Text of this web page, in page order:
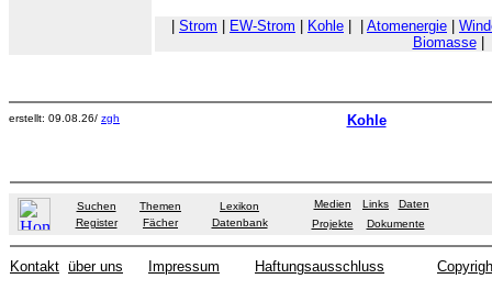
Strom EW-Strom Kohle Atomenergie
Biomasse|
erstellt: 09.08.26/ zgh Kohle
Suchen Themen
Lexikon
Register
Fächer Datenbank
Medien Links
Daten
Projekte
Dokumente
Kontakt über uns Impressum Haftungsausschluss